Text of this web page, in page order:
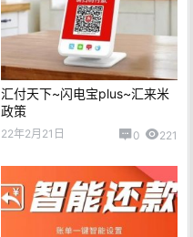
汇付天下~闪电宝plus~汇来米
政策
22年2月21日 0 221